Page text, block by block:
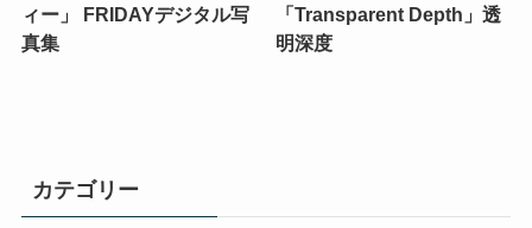
ィー」 FRIDAYデジタル写
真集
「Transparent Depth」透
明深度
カテゴリー